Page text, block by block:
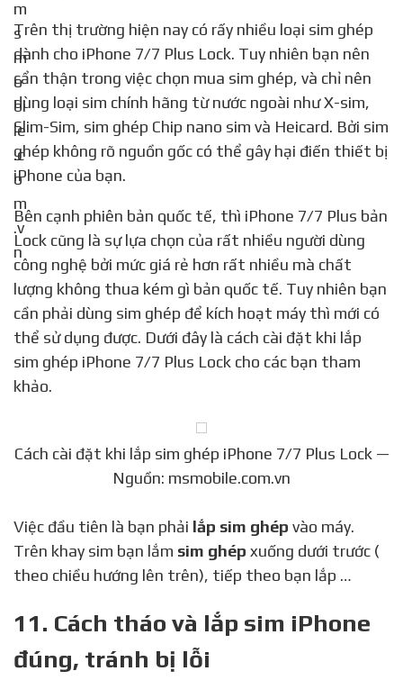
Trên thị trường hiện nay có rấy nhiều loại sim ghép
dành cho iPhone 7/7 Plus Lock. Tuy nhiên bạn nên
cẩn thận trong việc chọn mua sim ghép, và chỉ nên
dùng loại sim chính hãng từ nước ngoài như X-sim,
Slim-Sim, sim ghép Chip nano sim và Heicard. Bởi sim
ghép không rõ nguồn gốc có thể gây hại điến thiết bị
iPhone của bạn.
Bên cạnh phiên bản quốc tế, thì iPhone 7/7 Plus bản
Lock cũng là sự lựa chọn của rất nhiều người dùng
công nghệ bởi mức giá rẻ hơn rất nhiều mà chất
lượng không thua kém gì bản quốc tế. Tuy nhiên bạn
cần phải dùng sim ghép để kích hoạt máy thì mới có
thể sử dụng được. Dưới đây là cách cài đặt khi lắp
sim ghép iPhone 7/7 Plus Lock cho các bạn tham
khảo.
Cách cài đặt khi lắp sim ghép iPhone 7/7 Plus Lock —
Nguồn: msmobile.com.vn
Việc đầu tiên là bạn phải lắp sim ghép vào máy.
Trên khay sim bạn lắm sim ghép xuống dưới trước (
theo chiều hướng lên trên), tiếp theo bạn lắp …
11. Cách tháo và lắp sim iPhone
đúng, tránh bị lỗi